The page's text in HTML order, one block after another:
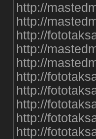
http://
http://
http://
http://
http://
http://
http://
http://
http://
http://